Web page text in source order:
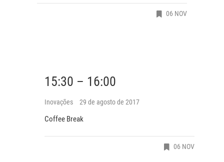
06 NOV
15:30 – 16:00
Inovações 29 de agosto de 2017
Coffee Break
06 NOV